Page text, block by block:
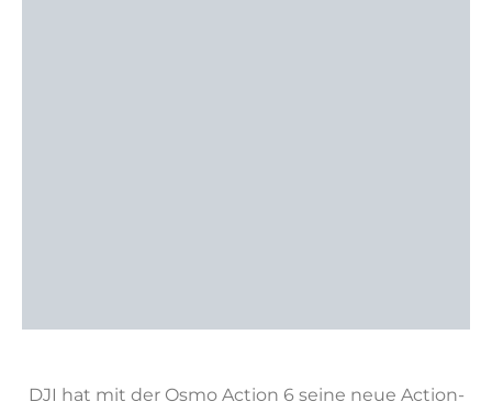
DJI hat mit der Osmo Action 6 seine neue Action-